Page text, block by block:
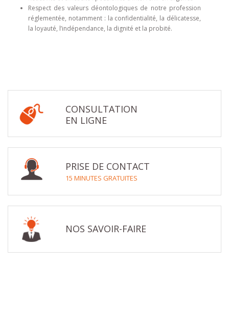
Respect des valeurs déontologiques de notre profession
réglementée, notamment : la confidentialité, la délicatesse,
la loyauté, l’indépendance, la dignité et la probité.
CONSULTATION
EN LIGNE
PRISE DE CONTACT
15 MINUTES GRATUITES
NOS SAVOIR-FAIRE